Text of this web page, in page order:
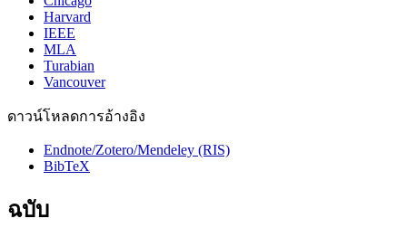
Harvard
IEEE
MLA
Turabian
Vancouver
ดาวน์โหลดการอ้างอิง
Endnote/Zotero/Mendeley (RIS)
BibTeX
ฉบับ